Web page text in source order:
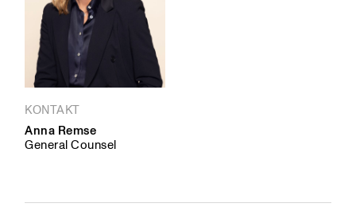
KONTAKT
Anna Remse
General Counsel